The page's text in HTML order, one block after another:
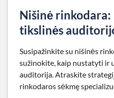
Nišinė rinkodara:
tikslinės
Susipažinkite su nišinės
sužinokite, kaip nustatyti ir
auditorija. Atraskite
rinkodaros sėkmę